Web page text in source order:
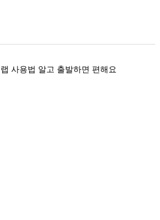
사용법 알고 출발하면 편해요